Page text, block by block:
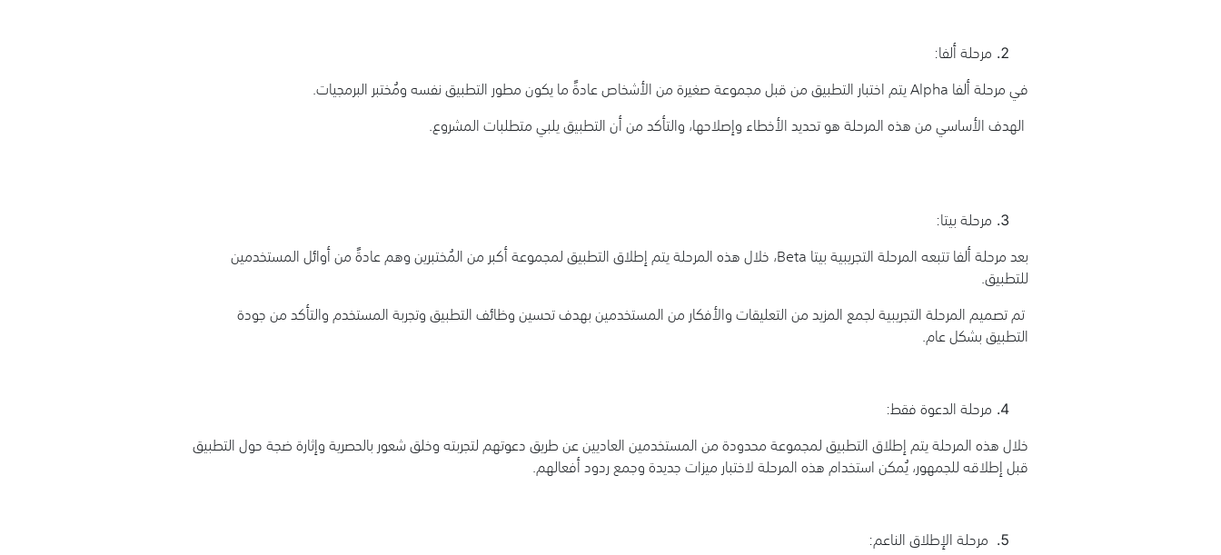
مرحلة ألفا:
في مرحلة ألفا Alpha يتم اختبار التطبيق من قبل مجموعة صغيرة من الأشخاص عادةً ما يكون مطور التطبيق نفسه ومُختبر البرمجيات.
الهدف الأساسي من هذه المرحلة هو تحديد الأخطاء وإصلاحها، والتأكد من أن التطبيق يلبي متطلبات المشروع.
مرحلة بيتا:
بعد مرحلة ألفا تتبعه المرحلة التجريبية بيتا Beta، خلال هذه المرحلة يتم إطلاق التطبيق لمجموعة أكبر من المُختبرين وهم عادةً من أوائل المستخدمين
للتطبيق.
تم تصميم المرحلة التجريبية لجمع المزيد من التعليقات والأفكار من المستخدمين بهدف تحسين وظائف التطبيق وتجربة المستخدم والتأكد من جودة
التطبيق بشكل عام.
مرحلة الدعوة فقط:
خلال هذه المرحلة يتم إطلاق التطبيق لمجموعة محدودة من المستخدمين العاديين عن طريق دعوتهم لتجربته وخلق شعور بالحصرية وإثارة ضجة حول التطبيق
قبل إطلاقه للجمهور، يُمكن استخدام هذه المرحلة لاختبار ميزات جديدة وجمع ردود أفعالهم.
مرحلة الإطلاق الناعم: